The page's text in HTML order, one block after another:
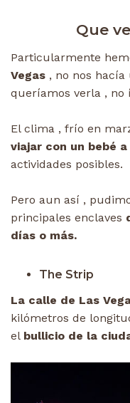
Que
Particularmente
Vegas , no nos
queríamos verla , no
El clima , frío en
viajar con un bebé a
actividades posibles.
Pero aun así ,
principales enclaves
días o más.
The Strip
La calle de Las
kilómetros de
el bullicio de la